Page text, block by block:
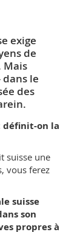
exige
de
Mais
le
des
définit-on la
suisse une
vous ferez
suisse
son
propres à